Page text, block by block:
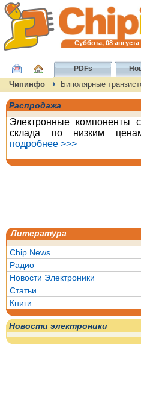
Суббота, 08 августа
PDFs
Чипинфо Биполярные
Распродажа
Электронные компоненты
склада по низким
подробнее >>>
Литература
Chip News
Радио
Новости Электроники
Статьи
Книги
Новости электроники